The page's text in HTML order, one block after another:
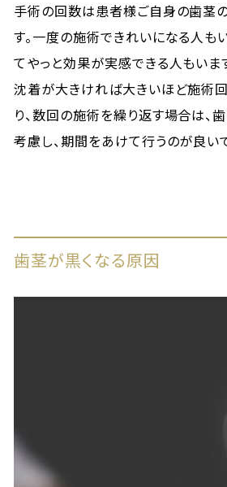
手術の回数は患者様ご自身の歯茎
す。一度の施術できれいになる人も
てやっと効果が実感できる人もいま
沈着が大きければ大きいほど施術
り、数回の施術を繰り返す場合は、
考慮し、期間をあけて行うのが良いで
歯茎が黒くなる原因